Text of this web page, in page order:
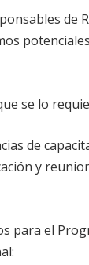
de
se lo
de
y
para el